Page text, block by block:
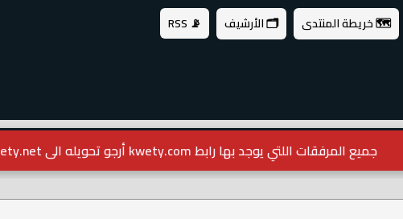
🗺️ خريطة المنتدى 🗂️ الأرشيف 📡 RSS
جميع المرفقات اللتي يوجد بها رابط kwety.com أرجو تحويله الى kwety.net